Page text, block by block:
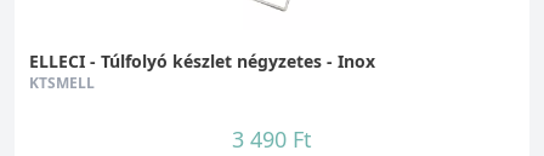
ELLECI - Túlfolyó készlet négyzetes - Inox
KTSMELL
3 490 Ft